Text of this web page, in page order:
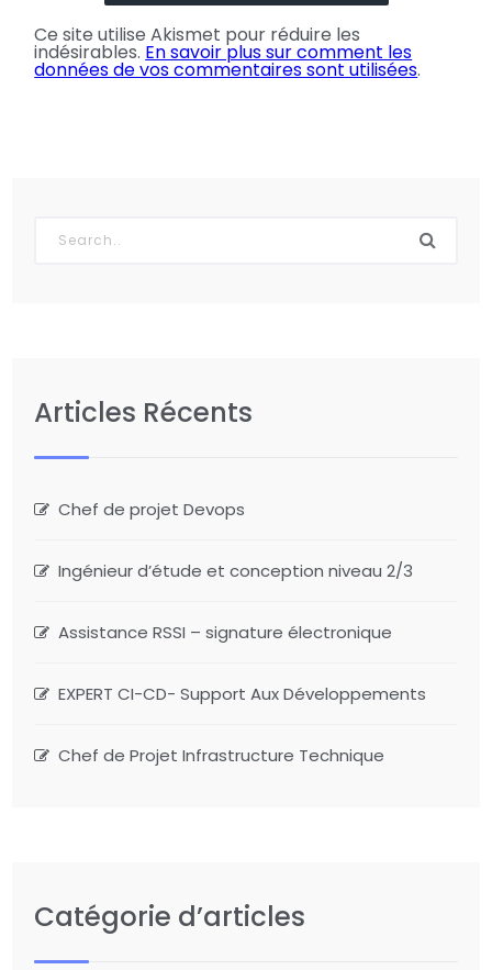
Ce site utilise Akismet pour réduire les
indésirables. En savoir plus sur comment les
données de vos commentaires sont utilisées.
Articles Récents
Chef de projet Devops
Ingénieur d’étude et conception niveau 2/3
Assistance RSSI – signature électronique
EXPERT CI-CD- Support Aux Développements
Chef de Projet Infrastructure Technique
Catégorie d’articles